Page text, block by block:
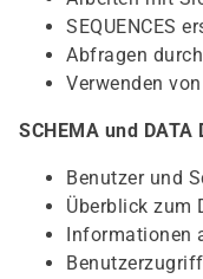
SEQUENCES
Abfragen
Verwenden
SCHEMA und DATA
Benutzer und
Überblick zum
Informationen